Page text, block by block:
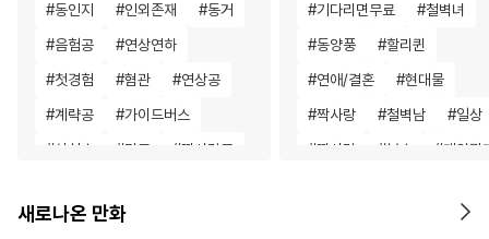
#동인지 #인외존재 #동거
#음험공 #연상연하
#첫경험 #혐관 #연상공
#계략공 #가이드버스
#상처수 #강공 #짝사랑공
#츤데레수
#기다리면무료 #철벽녀
#동양풍 #할리퀸
#연애/결혼 #현대물
#짝사랑 #철벽남 #일상
#짝사랑 #복수 #계약관
새로나온 만화